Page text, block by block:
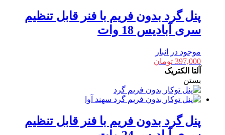
پنل گرد بدون فریم با فنر قابل تنظیم
سری آبادیس 18 وات
موجود در انبار
397,000 تومان
آلتا الکتریک
بستن
پنل گرد بدون فریم با فنر قابل تنظیم